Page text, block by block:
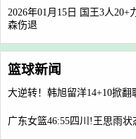
2026年01月15日 国王3人
森伤退
篮球新闻
大逆转！韩旭留洋14+10掀
广东女篮46:55四川!王思雨